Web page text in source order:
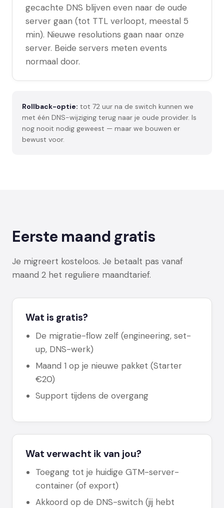
gecachte DNS blijven even naar de oude
server gaan (tot TTL verloopt, meestal 5
min). Nieuwe resolutions gaan naar onze
server. Beide servers meten events
normaal door.
Rollback-optie: tot 72 uur na de switch kunnen we
met één DNS-wijziging terug naar je oude provider. Is
nog nooit nodig geweest — maar we bouwen er
bewust voor.
Eerste maand gratis
Je migreert kosteloos. Je betaalt pas vanaf
maand 2 het reguliere maandtarief.
Wat is gratis?
De migratie-flow zelf (engineering, set-
up, DNS-werk)
Maand 1 op je nieuwe pakket (Starter
€20)
Support tijdens de overgang
Wat verwacht ik van jou?
Toegang tot je huidige GTM-server-
container (of export)
Akkoord op de DNS-switch (jij hebt